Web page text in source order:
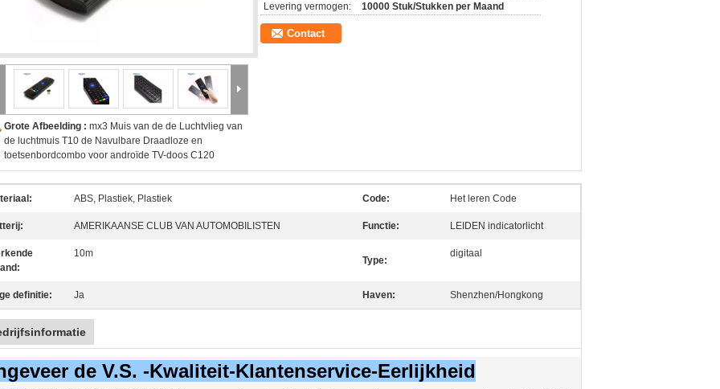
Grote Afbeelding : mx3 Muis van de de Luchtvlieg van
de luchtmuis T10 de Navulbare Draadloze en
toetsenbordcombo voor androïde TV-doos C120
Levering vermogen:
10000 Stuk/Stukken per Maand
Contact
ABS, Plastiek, Plastiek Code: Het leren Code
AMERIKAANSE CLUB VAN AUTOMOBILISTEN Functie: LEIDEN indicatorlicht
10m
Type:
digitaal
definitie: Ja Haven: Shenzhen/Hongkong
de V.S. -Kwaliteit-Klantenservice-Eerlijkheid